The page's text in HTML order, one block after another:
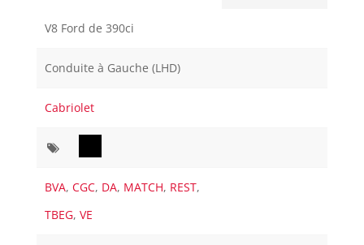
V8 Ford de 390ci
Conduite à Gauche (LHD)
Cabriolet
BVA,CGC, DA, MATCH, REST,
TBEG,VE